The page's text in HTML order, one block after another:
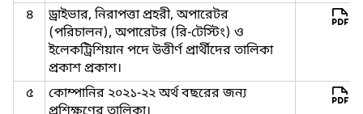
৪
ড্রাইভার, নিরাপত্তা প্রহরী, অপারেটর
(পরিচালন), অপারেটর (রি-টেস্টিং) ও
ইলেকট্রিশিয়ান পদে উত্তীর্ণ প্রার্থীদের তালিকা
প্রকাশ প্রকাশ।
৫
কোম্পানির ২০২১-২২ অর্থ বছরের জন্য